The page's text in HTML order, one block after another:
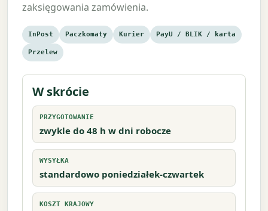
zaksięgowania zamówienia.
InPost Paczkomaty Kurier PayU / BLIK / karta
Przelew
W skrócie
PRZYGOTOWANIE
zwykle do 48 h w dni robocze
WYSYŁKA
standardowo poniedziałek-czwartek
KOSZT KRAJOWY